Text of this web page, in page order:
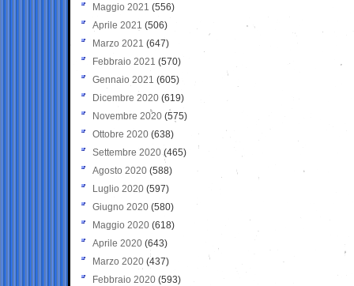
Maggio 2021 (556)
Aprile 2021 (506)
Marzo 2021 (647)
Febbraio 2021 (570)
Gennaio 2021 (605)
Dicembre 2020 (619)
Novembre 2020 (575)
Ottobre 2020 (638)
Settembre 2020(465)
Agosto 2020 (588)
Luglio 2020 (597)
Giugno 2020 (580)
Maggio 2020 (618)
Aprile 2020 (643)
Marzo 2020 (437)
Febbraio 2020 (593)